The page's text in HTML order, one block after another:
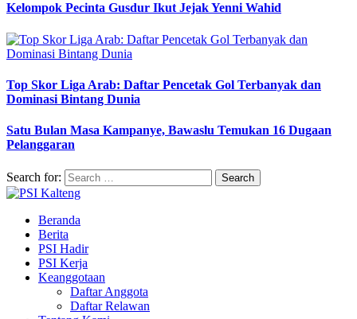
Kelompok Pecinta Gusdur Ikut Jejak Yenni Wahid
Top Skor Liga Arab: Daftar Pencetak Gol Terbanyak dan
Dominasi Bintang Dunia
Satu Bulan Masa Kampanye, Bawaslu Temukan 16 Dugaan
Pelanggaran
Search for:
Beranda
Berita
PSI Hadir
PSI Kerja
Keanggotaan
Daftar Anggota
Daftar Relawan